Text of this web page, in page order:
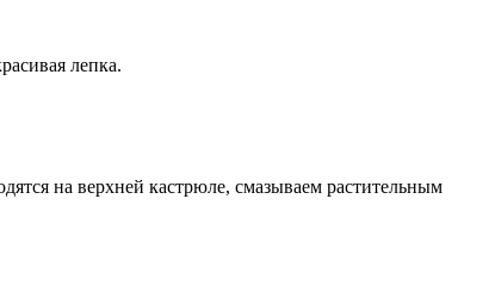
лепка.
на верхней кастрюле, смазываем растительным